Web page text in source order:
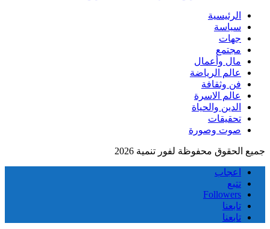
الرئيسية
سياسة
جهات
مجتمع
مال وأعمال
عالم الرياضة
فن وثقافة
عالم الاسرة
الدين والحياة
تحقيقات
صوت وصورة
جميع الحقوق محفوظة لفور تنمية 2026
اعجاب
تتبع
Followers
تابعنا
تابعنا